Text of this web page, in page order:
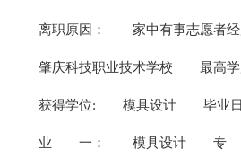
离职原因： 家中有事志愿者
肇庆科技职业技术学校 最高学
获得学位: 模具设计 毕业
业 一： 模具设计 专